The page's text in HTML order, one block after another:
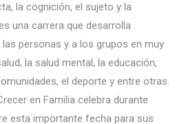
la cognición, el sujeto y la
una carrera que desarrolla
personas y a los grupos en muy
la salud mental, la educación,
el deporte y entre otras.
en Familia celebra durante
esta importante fecha para sus